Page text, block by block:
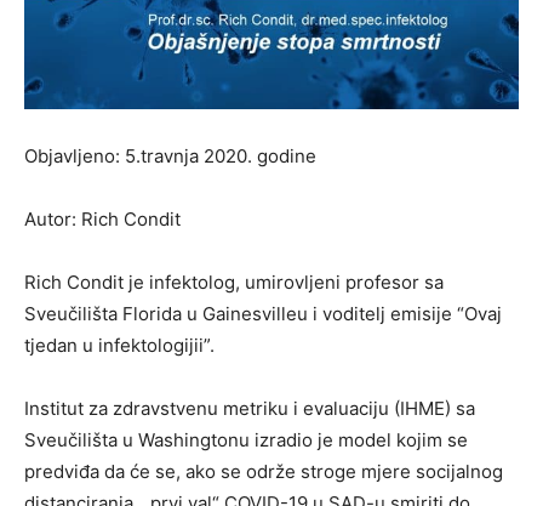
Objavljeno: 5.travnja 2020. godine
Autor: Rich Condit
Rich Condit je infektolog, umirovljeni profesor sa
Sveučilišta Florida u Gainesvilleu i voditelj emisije “Ovaj
tjedan u infektologijii”.
Institut za zdravstvenu metriku i evaluaciju (IHME) sa
Sveučilišta u Washingtonu izradio je model kojim se
predviđa da će se, ako se održe stroge mjere socijalnog